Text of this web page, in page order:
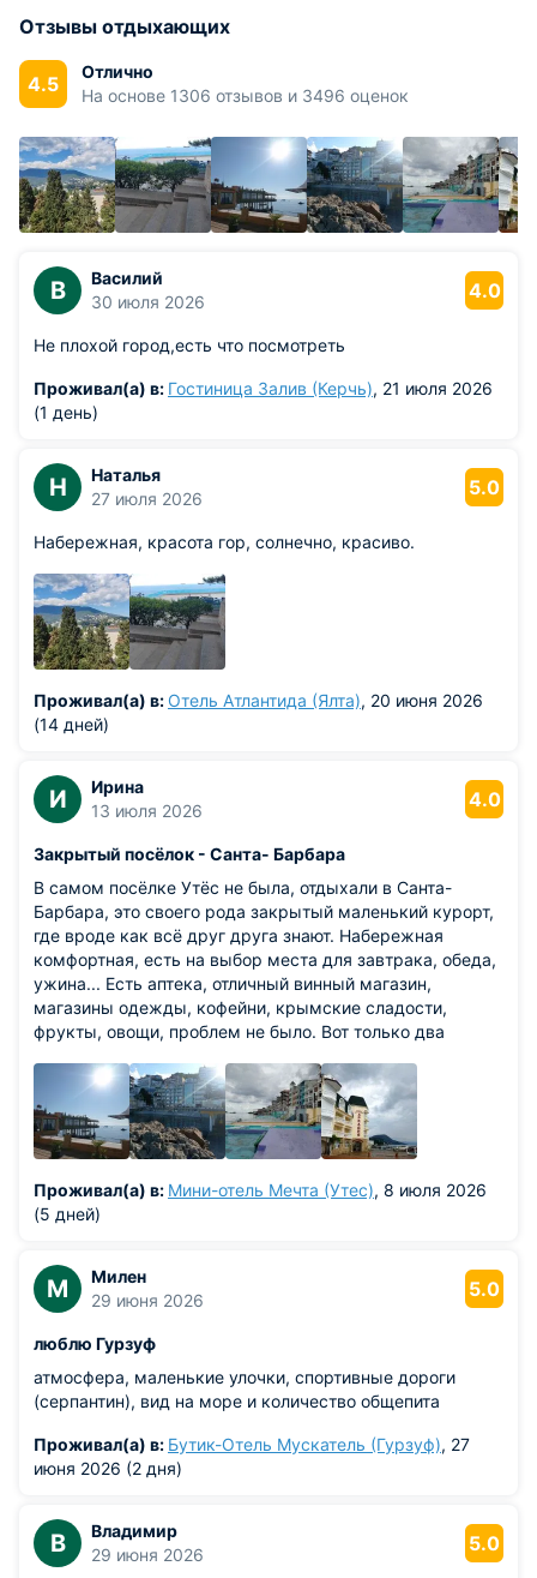
Отзывы отдыхающих
4.5
Отлично
На основе 1306 отзывов и 3496 оценок
В
Василий
30 июля 2026
4.0
Не плохой город,есть что посмотреть
Проживал(а) в: Гостиница Залив (Керчь), 21 июля 2026
(1 день)
Н
Наталья
27 июля 2026
5.0
Набережная, красота гор, солнечно, красиво.
Проживал(а) в: Отель Атлантида (Ялта), 20 июня 2026
(14 дней)
И
Ирина
13 июля 2026
4.0
Закрытый посёлок - Санта- Барбара
В самом посёлке Утёс не была, отдыхали в Санта-
Барбара, это своего рода закрытый маленький курорт,
где вроде как всё друг друга знают. Набережная
комфортная, есть на выбор места для завтрака, обеда,
ужина... Есть аптека, отличный винный магазин,
магазины одежды, кофейни, крымские сладости,
фрукты, овощи, проблем не было. Вот только два
Крымской косметикой, точнее есть зона в магазине, но
оплата только наличными. А ведь здесь нет банков и
банкоматов, где можно было бы снять наличные. Пару
дней отключали свет на несколько часов, т.е.
магазинах, кафе, ведь нет электричества - не работает
терминал. Отключения электроэнергии это временные
Проживал(а) в: Мини-отель Мечта (Утес), 8 июля 2026
(5 дней)
М
Милен
29 июня 2026
5.0
люблю Гурзуф
атмосфера, маленькие улочки, спортивные дороги
(серпантин), вид на море и количество общепита
Проживал(а) в: Бутик-Отель Мускатель (Гурзуф), 27
июня 2026 (2 дня)
В
Владимир
29 июня 2026
5.0